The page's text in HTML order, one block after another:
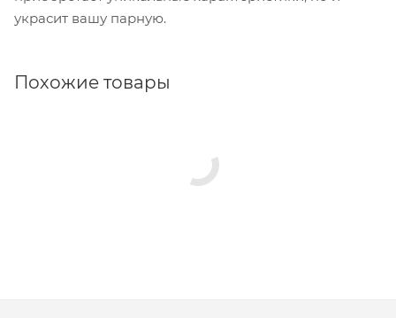
украсит вашу парную.
Похожие товары